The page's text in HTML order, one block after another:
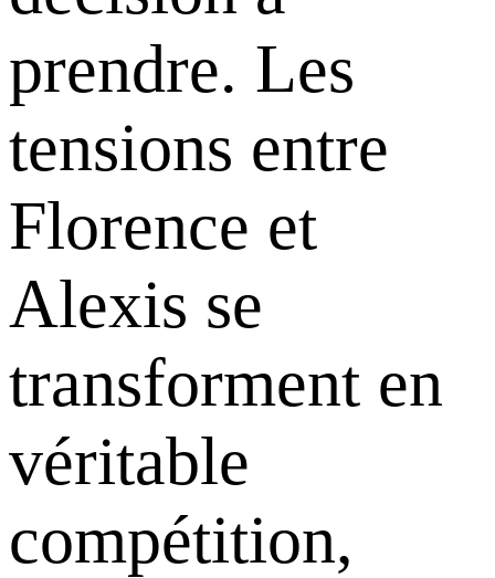
prendre. Les
tensions entre
Florence et
Alexis se
transforment en
véritable
compétition,